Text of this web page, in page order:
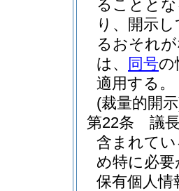
ることと
り、開示
るおそれ
は、
同号の
適用する。
(裁量的開
第22条
議
含まれて
め特に必
保有個人